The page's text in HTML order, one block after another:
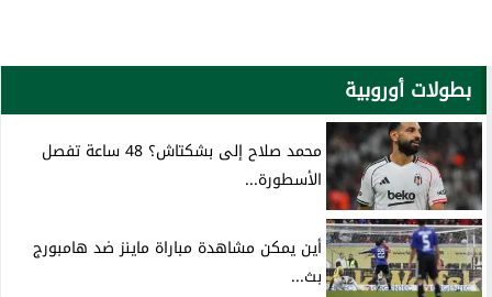
بطولات أوروبية
محمد صلاح إلى بشكتاش؟ 48 ساعة تفصل
الأسطورة...
أين يمكن مشاهدة مباراة ماينز ضد هامبورج
بث...